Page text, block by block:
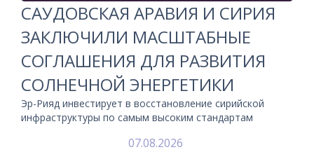
САУДОВСКАЯ АРАВИЯ И СИРИЯ
ЗАКЛЮЧИЛИ МАСШТАБНЫЕ
СОГЛАШЕНИЯ ДЛЯ РАЗВИТИЯ
СОЛНЕЧНОЙ ЭНЕРГЕТИКИ
Эр-Рияд инвестирует в восстановление сирийской
инфраструктуры по самым высоким стандартам
07.08.2026